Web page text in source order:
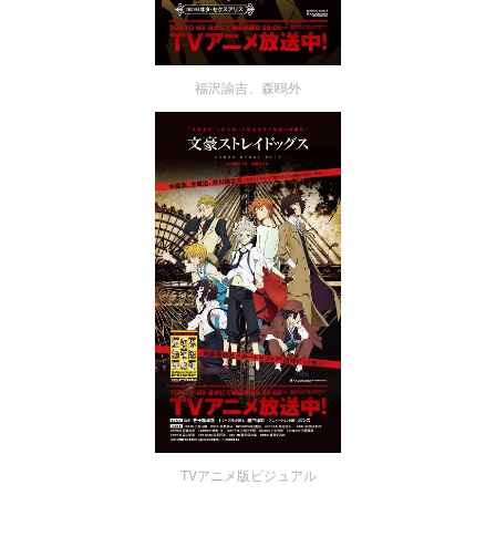
福沢諭吉、森鴎外
TVアニメ版ビジュアル